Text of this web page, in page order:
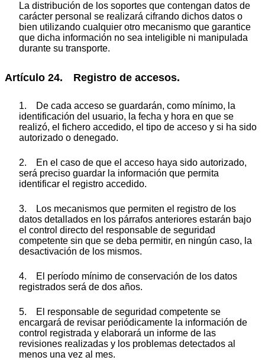
La distribución de los soportes que contengan datos de
carácter personal se realizará cifrando dichos datos o
bien utilizando cualquier otro mecanismo que garantice
que dicha información no sea inteligible ni manipulada
durante su transporte.
Artículo 24. Registro de accesos.
1. De cada acceso se guardarán, como mínimo, la
identificación del usuario, la fecha y hora en que se
realizó, el fichero accedido, el tipo de acceso y si ha sido
autorizado o denegado.
2. En el caso de que el acceso haya sido autorizado,
será preciso guardar la información que permita
identificar el registro accedido.
3. Los mecanismos que permiten el registro de los
datos detallados en los párrafos anteriores estarán bajo
el control directo del responsable de seguridad
competente sin que se deba permitir, en ningún caso, la
desactivación de los mismos.
4. El período mínimo de conservación de los datos
registrados será de dos años.
5. El responsable de seguridad competente se
encargará de revisar periódicamente la información de
control registrada y elaborará un informe de las
revisiones realizadas y los problemas detectados al
menos una vez al mes.